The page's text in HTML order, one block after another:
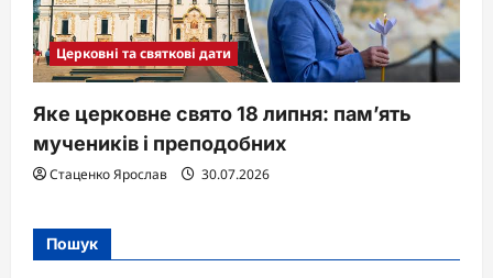
Церковні та святкові дати
Яке церковне свято 18 липня: пам’ять
мучеників і преподобних
Стаценко Ярослав 30.07.2026
Пошук